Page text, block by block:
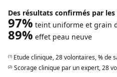
Des résultats confirmés par
97% teint uniforme et grain
89% effet peau neuve
(1) Etude clinique, 28 volontaires, % de
(2) Scorage clinique par un expert, 28